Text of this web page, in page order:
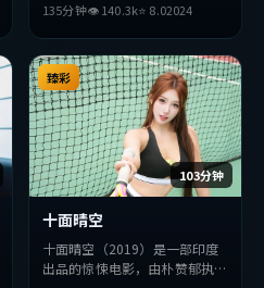
片在叙事与视听上力求突破，探
讨人性与抉择，节奏张弛有度，
适合喜欢该类型的观众完整观
看。
135分钟👁140.3k⭐ 8.02024
103分钟
臻彩
十面晴空
十面晴空（2019）是一部印度
出品的惊悚电影，由朴赞郁执